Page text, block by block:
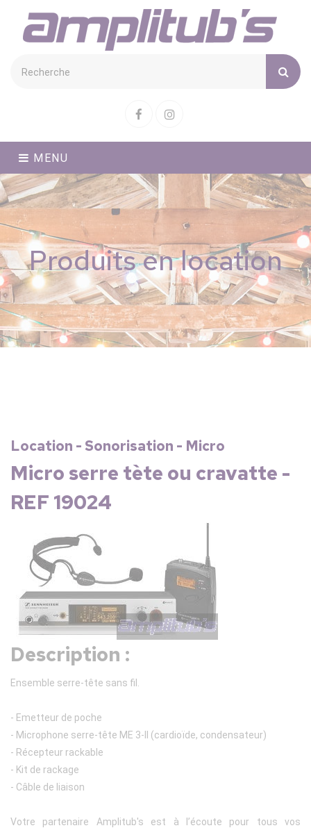
FacebookInstagram
MENU
Produits en location
Location - Sonorisation - Micro
Micro serre tète ou cravatte -
REF 19024
Description :
Ensemble serre-tête sans fil.
- Emetteur de poche
- Microphone serre-tête ME 3-II (cardioïde, condensateur)
- Récepteur rackable
- Kit de rackage
- Câble de liaison
Votre partenaire Amplitub's est à l’écoute pour tous vos
Cookies management panel